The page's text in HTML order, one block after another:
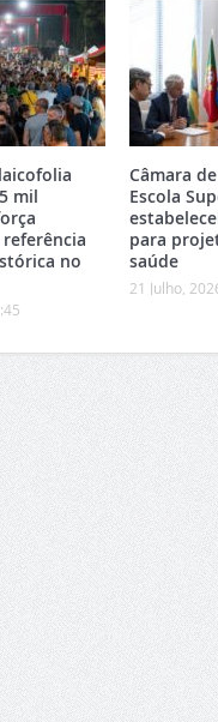
mil
no
Câmara
Escola
para
saúde
21 Julho,